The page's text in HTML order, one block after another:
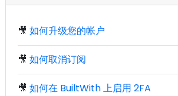
🎥 如何升级您的帐户
🎥 如何取消订阅
🎥 如何在 BuiltWith 上启用 2FA